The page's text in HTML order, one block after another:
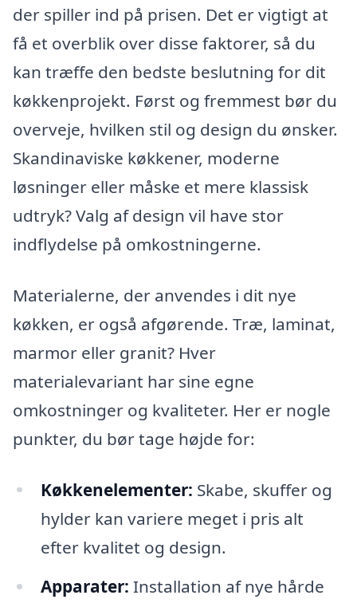
der spiller ind på prisen. Det er vigtigt at
få et overblik over disse faktorer, så du
kan træffe den bedste beslutning for dit
køkkenprojekt. Først og fremmest bør du
overveje, hvilken stil og design du ønsker.
Skandinaviske køkkener, moderne
løsninger eller måske et mere klassisk
udtryk? Valg af design vil have stor
indflydelse på omkostningerne.
Materialerne, der anvendes i dit nye
køkken, er også afgørende. Træ, laminat,
marmor eller granit? Hver
materialevariant har sine egne
omkostninger og kvaliteter. Her er nogle
punkter, du bør tage højde for:
Køkkenelementer: Skabe, skuffer og
hylder kan variere meget i pris alt
efter kvalitet og design.
Apparater: Installation af nye hårde